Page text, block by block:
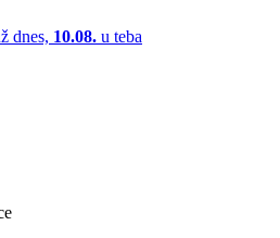
dnes, 10.08. u teba